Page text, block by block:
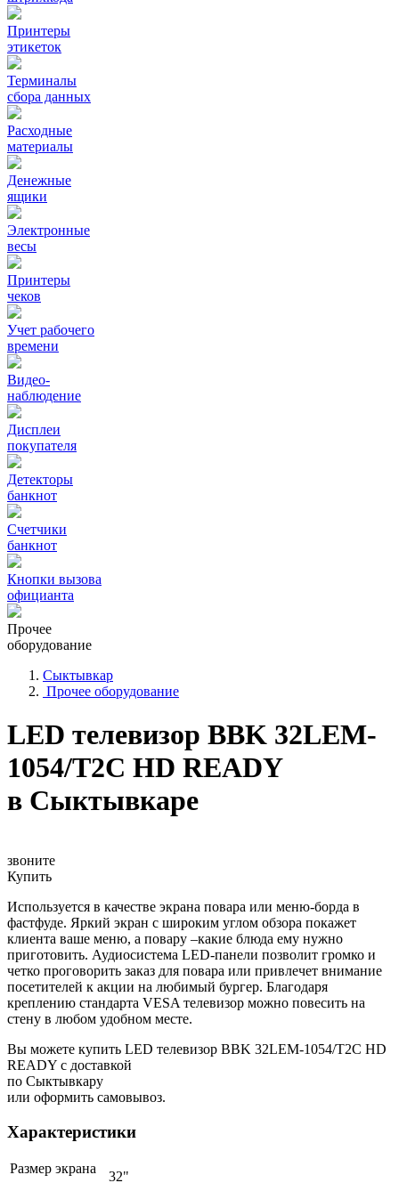
Принтеры
этикеток
Терминалы
сбора данных
Расходные
материалы
Денежные
ящики
Электронные
весы
Принтеры
чеков
Учет рабочего
времени
Видео‑
наблюдение
Дисплеи
покупателя
Детекторы
банкнот
Счетчики
банкнот
Кнопки вызова
официанта
Прочее
оборудование
Сыктывкар
Прочее оборудование
LED телевизор BBK 32LEM-
1054/T2C HD READY
в Сыктывкаре
звоните
Купить
Используется в качестве экрана повара или меню-борда в
фастфуде. Яркий экран с широким углом обзора покажет
клиента ваше меню, а повару –какие блюда ему нужно
приготовить. Аудиосистема LED-панели позволит громко и
четко проговорить заказ для повара или привлечет внимание
посетителей к акции на любимый бургер. Благодаря
креплению стандарта VESA телевизор можно повесить на
стену в любом удобном месте.
Вы можете купить LED телевизор BBK 32LEM-1054/T2C HD
READY с доставкой
по Сыктывкару
или оформить самовывоз.
Характеристики
Размер экрана
32"